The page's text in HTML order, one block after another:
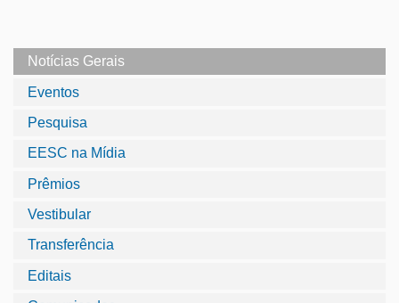
Notícias Gerais
Eventos
Pesquisa
EESC na Mídia
Prêmios
Vestibular
Transferência
Editais